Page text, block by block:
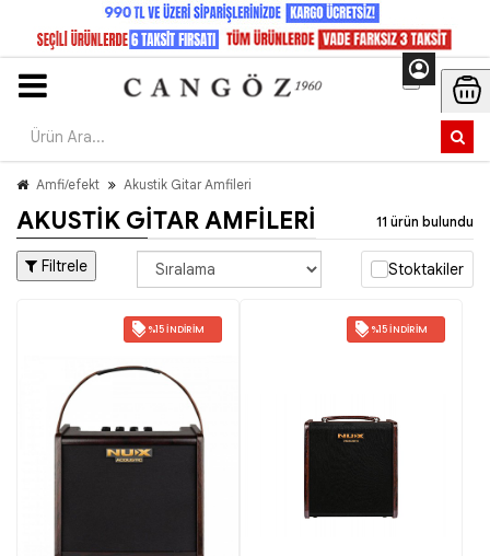
Amfi/efekt Akustik Gitar Amfileri
AKUSTIK GITAR AMFILERI 11 ürün bulundu
Filtrele Stoktakiler
%15 İNDIRIM %15 İNDIRIM